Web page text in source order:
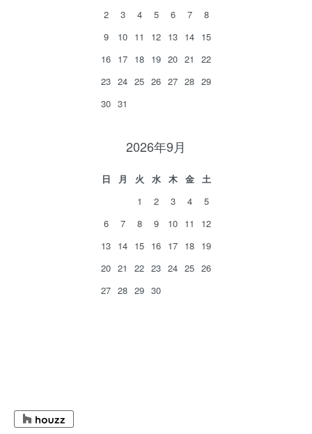
2
3 4 5 6 7
8
9
10 11 12 13 14 15
16 17 18 19 20 21
22
23 24 25 26 27 28 29
30 31
2026年9月
日 月 火 水 木 金
土
1
2 3 4
5
6
7 8 9 10 11
12
13 14 15 16 17 18 19
20 21 22 23 24 25 26
27 28 29 30